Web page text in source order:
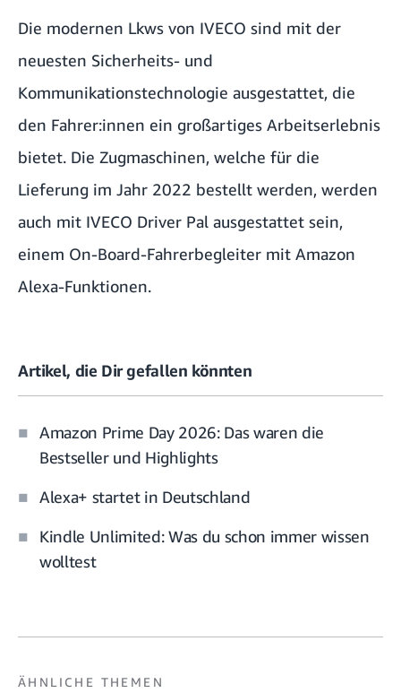
Die modernen Lkws von IVECO sind mit der
neuesten Sicherheits- und
Kommunikationstechnologie ausgestattet, die
den Fahrer:innen ein großartiges Arbeitserlebnis
bietet. Die Zugmaschinen, welche für die
Lieferung im Jahr 2022 bestellt werden, werden
auch mit IVECO Driver Pal ausgestattet sein,
einem On-Board-Fahrerbegleiter mit Amazon
Alexa-Funktionen.
Artikel, die Dir gefallen könnten
Amazon Prime Day 2026: Das waren die
Bestseller und Highlights
Alexa+ startet in Deutschland
Kindle Unlimited: Was du schon immer wissen
wolltest
ÄHNLICHE THEMEN